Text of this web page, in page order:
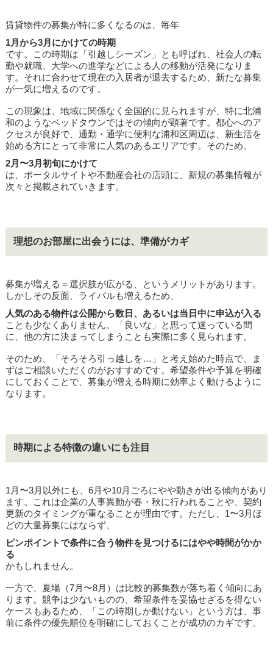
賃貸物件の募集が特に多くなるのは、毎年
1月から3月にかけての時期
です。この時期は「引越しシーズン」とも呼ばれ、社会人の転
勤や就職、大学への進学などによる人の移動が活発になりま
す。それに合わせて現在の入居者が退去するため、新たな募集
が一気に増えるのです。
この現象は、地域に関係なく全国的に見られますが、特に北浦
和のようなベッドタウンではその傾向が顕著です。都心へのア
クセスが良好で、通勤・通学に便利な浦和区周辺は、新生活を
始める方にとって非常に人気のあるエリアです。そのため、
2月〜3月初旬にかけて
は、ポータルサイトや不動産会社の店頭に、新規の募集情報が
次々と掲載されていきます。
理想のお部屋に出会うには、準備がカギ
募集が増える＝選択肢が広がる、というメリットがあります。
しかしその反面、ライバルも増えるため、
人気のある物件は公開から数日、あるいは当日中に申込が入る
ことも少なくありません。「良いな」と思って迷っている間
に、他の方に決まってしまうことも実際に多く見られます。
そのため、「そろそろ引っ越しを…」と考え始めた時点で、ま
ずはご相談いただくのがおすすめです。希望条件や予算を明確
にしておくことで、募集が増える時期に効率よく動けるように
なります。
時期による特徴の違いにも注目
1月〜3月以外にも、6月や10月ごろにやや動きが出る傾向があり
ます。これは企業の人事異動が春・秋に行われることや、契約
更新のタイミングが重なることが理由です。ただし、1〜3月ほ
どの大量募集にはならず、
ピンポイントで条件に合う物件を見つけるにはやや時間がかか
る
かもしれません。
一方で、夏場（7月〜8月）は比較的募集数が落ち着く傾向にあ
ります。競争は少ないものの、希望条件を妥協せざるを得ない
ケースもあるため、「この時期しか動けない」という方は、事
前に条件の優先順位を明確にしておくことが成功のカギです。